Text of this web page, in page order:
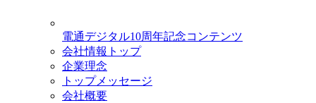
電通デジタル10周年記念コンテンツ
会社情報トップ
企業理念
トップメッセージ
会社概要